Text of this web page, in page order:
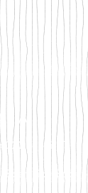
Fondi LT
Sportivo